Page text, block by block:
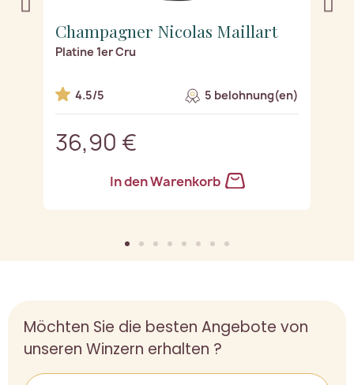
Champagner Nicolas Maillart
Platine 1er Cru
4.5/5 5 belohnung(en)
36,90 €
In den Warenkorb
Möchten Sie die besten Angebote von
unseren Winzern erhalten ?